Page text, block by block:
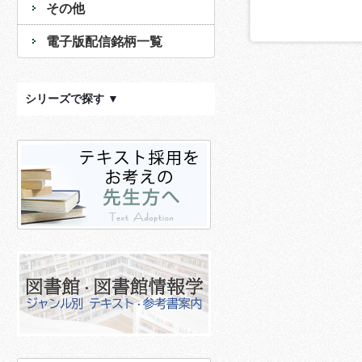
その他
電子版配信銘柄一覧
シリーズで探す ▼